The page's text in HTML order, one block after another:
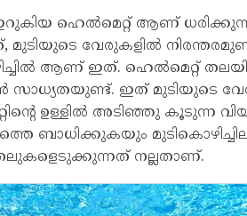
ഹെൽമെറ്റ് ആണ്
വേരുകളിൽ
ആണ് ഇത്. ഹെൽമെറ്റ്
സാധ്യതയുണ്ട്. ഇത് മുടിയുടെ
ഉള്ളിൽ അടിഞ്ഞു കൂടുന്ന
ബാധിക്കുകയും
നല്ലതാണ്.